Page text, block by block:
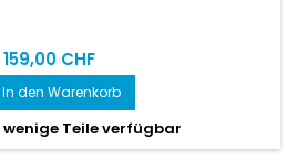
159,00 CHF
In den Warenkorb
wenige Teile verfügbar